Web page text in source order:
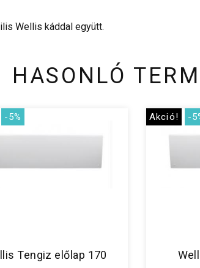
Wellis káddal együtt.
HASONLÓ
-5%
Tengiz előlap 170
Akció! -